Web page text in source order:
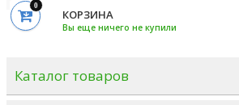
0
КОРЗИНА
Вы еще ничего не купили
Каталог товаров